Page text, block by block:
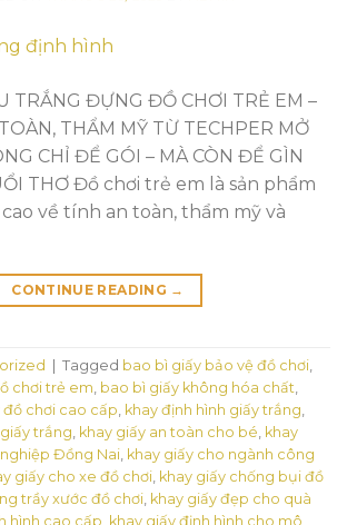
TRẮNG ĐỰNG ĐỒ CHƠI TRẺ EM –
THẨM MỸ TỪ TECHPER MỞ
CHỈ ĐỂ GÓI – MÀ CÒN ĐỂ GÌN
THƠ Đồ chơi trẻ em là sản phẩm
về tính an toàn, thẩm mỹ và
CONTINUE READING →
Tagged bao bì giấy bảo vệ đồ chơi
chơi trẻ em bao bì giấy không hóa chất
đồ chơi cao cấp khay định hình giấy trắng
trắng khay giấy an toàn cho bé khay
Đồng Nai khay giấy cho ngành công
giấy cho xe đồ chơi khay giấy chống bụi đồ
trầy xước đồ chơi khay giấy đẹp cho quà
hình cao cấp khay giấy định hình cho mô